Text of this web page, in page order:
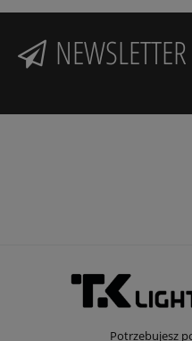
NEWSLETTER
Potrzebujesz